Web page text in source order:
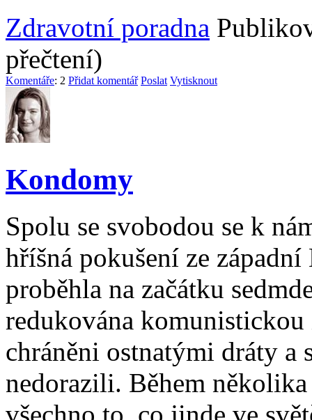
Zdravotní poradna
přečtení)
Komentáře: 2 Přidat komentář Poslat Vytisknout
Kondomy
Spolu se svobodou se k
hříšná pokušení ze
proběhla na začátku
redukována
chráněni ostnatými dráty a
nedorazili. Během